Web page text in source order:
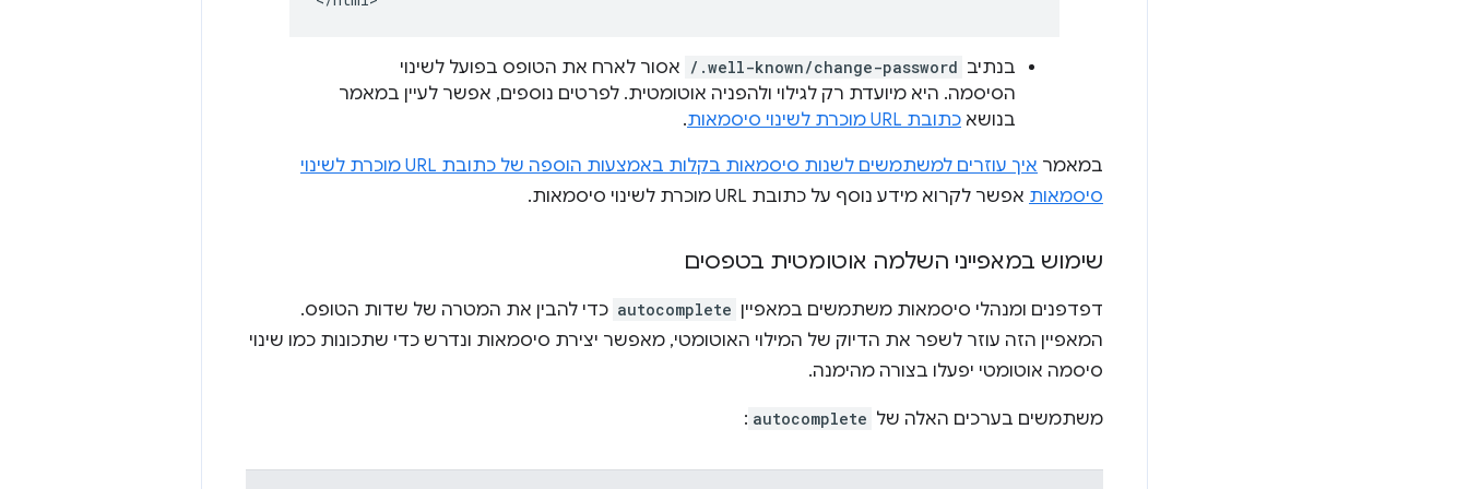
בנתיב /.well-known/change-password אסור לארח את הטופס בפועל לשינוי
הסיסמה. היא מיועדת רק לגילוי ולהפניה אוטומטית. לפרטים נוספים, אפשר לעיין במאמר
בנושא כתובת URL מוכרת לשינוי סיסמאות .
במאמר
איך עוזרים למשתמשים לשנות סיסמאות בקלות באמצעות הוספה של כתובת URL מוכרת לשינוי
סיסמאות אפשר לקרוא מידע נוסף על כתובת URL מוכרת לשינוי סיסמאות.
שימוש במאפייני השלמה אוטומטית בטפסים
דפדפנים ומנהלי סיסמאות משתמשים במאפיין autocomplete כדי להבין את המטרה של שדות הטופס.
המאפיין הזה עוזר לשפר את הדיוק של המילוי האוטומטי, מאפשר יצירת סיסמאות ונדרש כדי שתכונות כמו שינוי
סיסמה אוטומטי יפעלו בצורה מהימנה.
משתמשים בערכים האלה של autocomplete
: